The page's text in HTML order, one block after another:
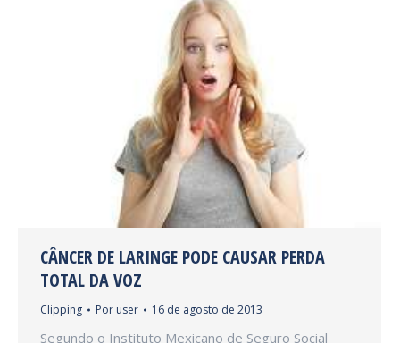
CÂNCER DE LARINGE PODE CAUSAR PERDA
TOTAL DA VOZ
Clipping Por user 16 de agosto de 2013
Segundo o Instituto Mexicano de Seguro Social